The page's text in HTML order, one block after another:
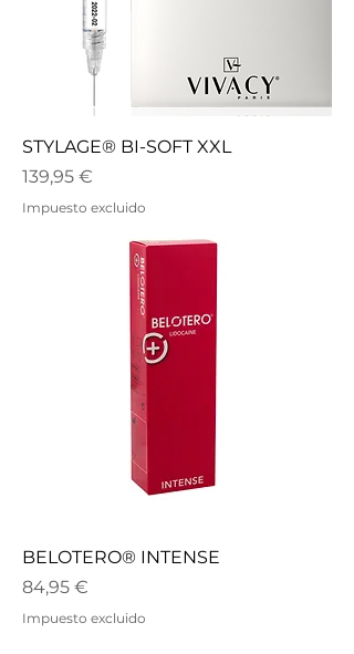
STYLAGE® BI-SOFT XXL
Precio
139,95 €
Impuesto excluido
BELOTERO® INTENSE
Precio
84,95 €
Impuesto excluido